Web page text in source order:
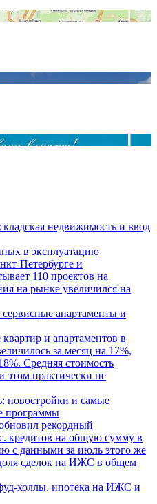
недвижимость и ввод
в эксплуатацию
Петербурге и
110 проектов на
на рынке увеличился на
сервисные апартаменты и
и апартаментов в
за месяц на 17%,
Средняя стоимость
этом практически не
новостройки и самые
программы
рекордный
кредитов на общую сумму в
с данными за июль этого же
сделок на ИЖС в общем
холлы, ипотека на ИЖС и